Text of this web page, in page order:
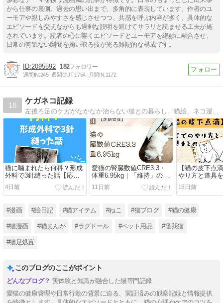
から仕事の裏側、過去の思い出まで、多角的に表現しています。作者のユ
ーモアや親しみやすさを感じさせつつ、共感を呼ぶ内容が多く、具体的な
エピソードを交えながらも過剰な説明を避けてサラリと読ませる工夫が施
されています。読者の心に響くエピソードとユーモアを絶妙に融合させ、
日常の何気ない瞬間を掬い取る技が光る雑記的な構成です。
2095592 182
週間IN:245 週間OUT:1754 月間IN:1172
16
ケガネコ記録
左後ろ足のケガがなかなか治らない猫との暮らし。猫絵、ネコ漫画、ネコ情報をちまちまと投稿しています(*^^*)
猫に噛まれたら何科？形成
外科で3針縫った話【応急
処置・治療費・その後の経
過】
4日前
愛猫の腎臓数値CRE3.3・
体重6.95kg｜「維持」の裏
で背中が骨ばってきた話
【定期受診】
11日前
【猫の皮下点
やり方と道具
た｜点滴中は
った瞬間に豹
画あり】
18日前
#漫画 #絵日記 #猫アイテム #ねこ #猫ブログ #猫の健康
#猫漫画 #猫まんが #ラグドール #ペット用品 #怪我猫
#猫足処置
このブログのここがポイント
実体験と知識が融合した猫専門記録
愛猫の健康管理や日常行動の背景に迫る、実証済みの観察記録と情報提供